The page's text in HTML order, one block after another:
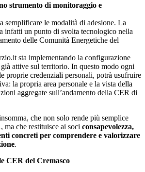
strumento di monitoraggio e
semplificare le modalità di adesione. La
infatti un punto di svolta tecnologico nella
delle Comunità Energetiche del
sta implementando la configurazione
attive sul territorio. In questo modo ogni
proprie credenziali personali, potrà usufruire
la propria area personale e la vista della
aggregate sull’andamento della CER di
che non solo rende più semplice
ma che restituisce ai soci consapevolezza,
concreti per comprendere e valorizzare
.
CER del Cremasco